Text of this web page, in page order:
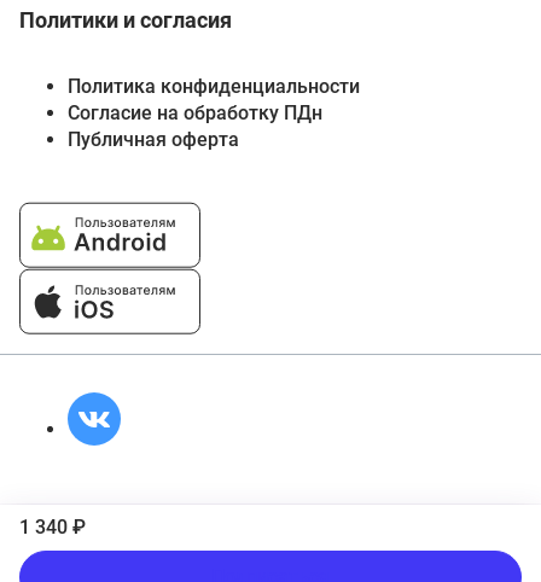
1 340 ₽
Политики и согласия
Политика конфиденциальности
Согласие на обработку ПДн
Публичная оферта